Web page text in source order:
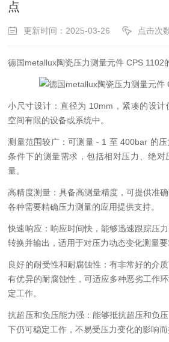
点
更新时间：2025-03-26 点击次
德国metallux陶瓷压力测量元件 CPS 1102
小尺寸设计：直径为 10mm，紧凑的设计
空间有限的设备或系统中。
测量范围较广：可测量 - 1 至 400bar 的
条件下的测量需求，包括相对压力、绝对
量。
高精度测量：具备高测量精度，可提供准
各种需要精确压力测量的应用提供支持。
快速响应：响应时间快，能够迅速跟踪压
转换并输出，适用于对压力动态变化测量要
良好的耐受性和耐腐蚀性：有非常好的介
有优异的耐腐蚀性，可适应多种恶劣工作
定工作。
抗超压和负压能力强：能够抵抗超压和负
下仍可稳定工作，不易受压力变化的影响而